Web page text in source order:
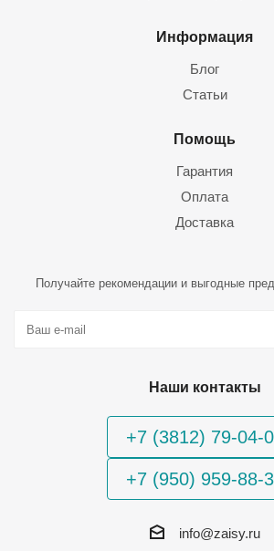
Информация
Блог
Статьи
Помощь
Гарантия
Оплата
Доставка
Получайте рекомендации и выгодные
Наши контакты
+7 (3812) 79-04-
+7 (950) 959-88-
info@zaisy.ru